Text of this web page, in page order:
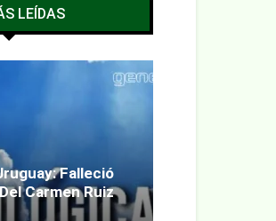
LEÍDAS
Falleció
Carmen Ruiz